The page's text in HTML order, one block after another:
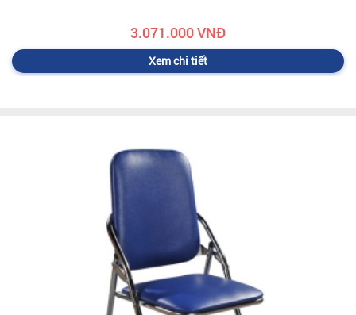
3.071.000 VNĐ
Xem chi tiết